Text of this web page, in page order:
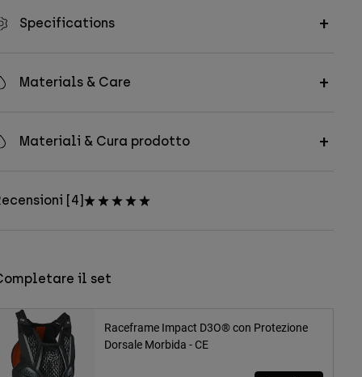
Specifications
Materials & Care
Materiali & Cura prodotto
[4]
il set
Raceframe Impact D3O® con Protezione
Dorsale Morbida - CE